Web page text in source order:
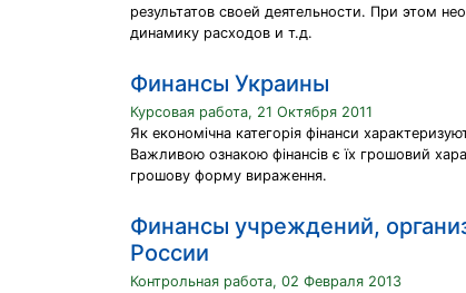
результатов своей деятельности. При этом
динамику расходов и т.д.
Финансы Украины
Курсовая работа, 21 Октября 2011
Як економічна категорія фінанси
Важливою ознакою фінансів є їх грошовий
грошову форму вираження.
Финансы учреждений,
России
Контрольная работа, 02 Февраля 2013